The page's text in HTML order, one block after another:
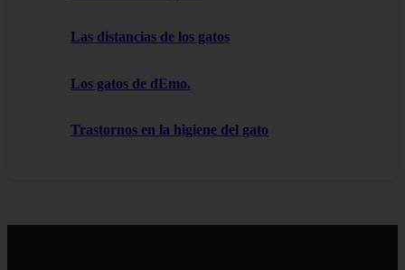
Las distancias de los gatos
Los gatos de dEmo.
Trastornos en la higiene del gato